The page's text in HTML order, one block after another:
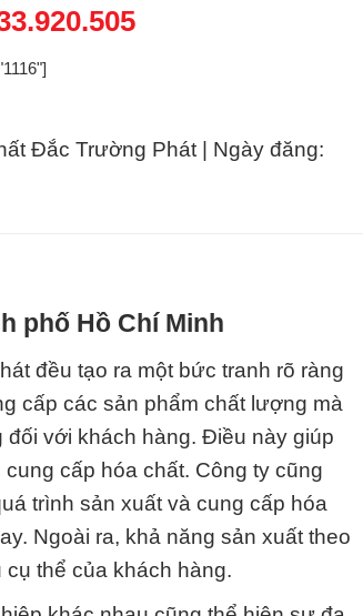
Đắc Trường Phát | Ngày đăng:
phố Hồ Chí Minh
đều tạo ra một bức tranh rõ ràng
cấp các sản phẩm chất lượng mà
đối với khách hàng. Điều này giúp
cấp hóa chất. Công ty cũng
trình sản xuất và cung cấp hóa
Ngoài ra, khả năng sản xuất theo
thể của khách hàng.